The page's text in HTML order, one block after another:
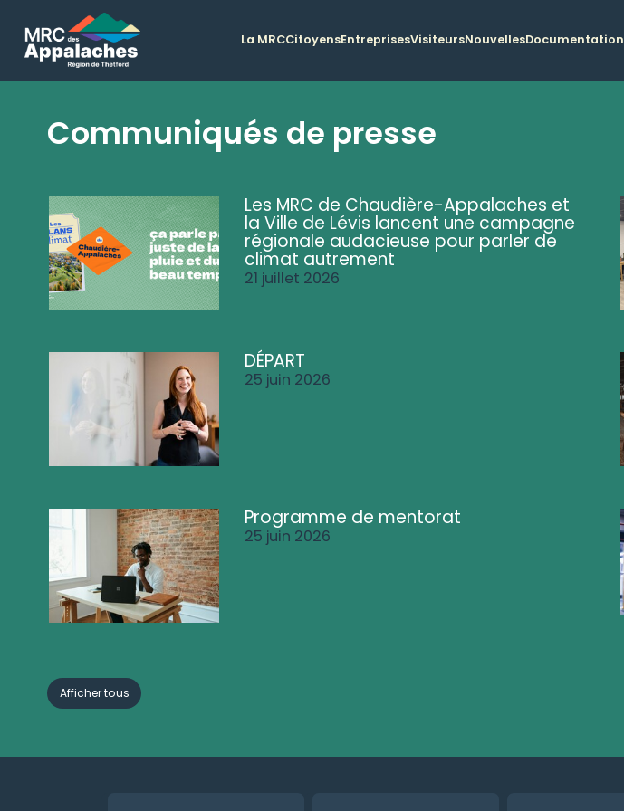
La MRCCitoyensEntreprisesVisiteursNouvellesDocumentation
Communiqués de presse
Les MRC de Chaudière-Appalaches et
la Ville de Lévis lancent une campagne
régionale audacieuse pour parler de
climat autrement
21 juillet 2026
DÉPART
25 juin 2026
Programme de mentorat
25 juin 2026
Afficher tous